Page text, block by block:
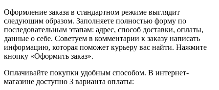
Оформление заказа в стандартном режиме выглядит
следующим образом. Заполняете полностью форму по
последовательным этапам: адрес, способ доставки, оплаты,
данные о себе. Советуем в комментарии к заказу написать
информацию, которая поможет курьеру вас найти. Нажмите
кнопку «Оформить заказ».
Оплачивайте покупки удобным способом. В интернет-
магазине доступно 3 варианта оплаты: